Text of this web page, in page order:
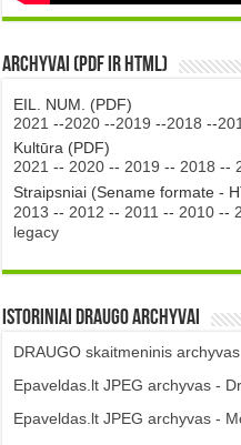
Archyvai (PDF ir HTML)
EIL. NUM. (PDF)
2021 --2020 --2019 --2018 --
Kultūra (PDF)
2021 -- 2020 -- 2019 -- 2018 --
Straipsniai (Sename formate -
2013 -- 2012 -- 2011 -- 2010 --
legacy
Istoriniai DRAUGO Archyvai
DRAUGO skaitmeninis archyvas
Epaveldas.lt JPEG archyvas -
Epaveldas.lt JPEG archyvas -